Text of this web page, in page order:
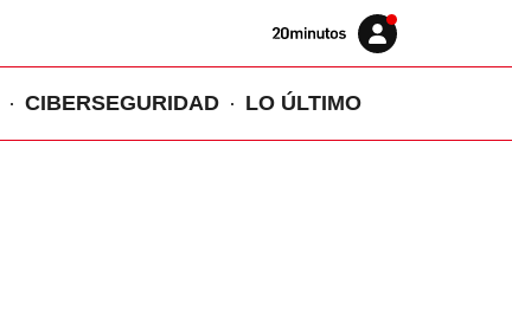
Volver
Iniciar
sesión
CIBERSEGURIDAD LO ÚLTIMO